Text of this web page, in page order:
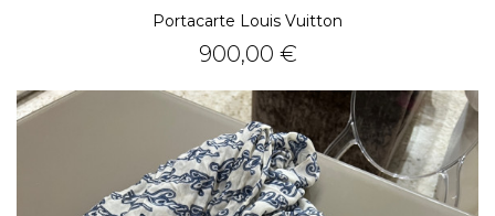
Portacarte Louis Vuitton
Prezzo
900,00 €